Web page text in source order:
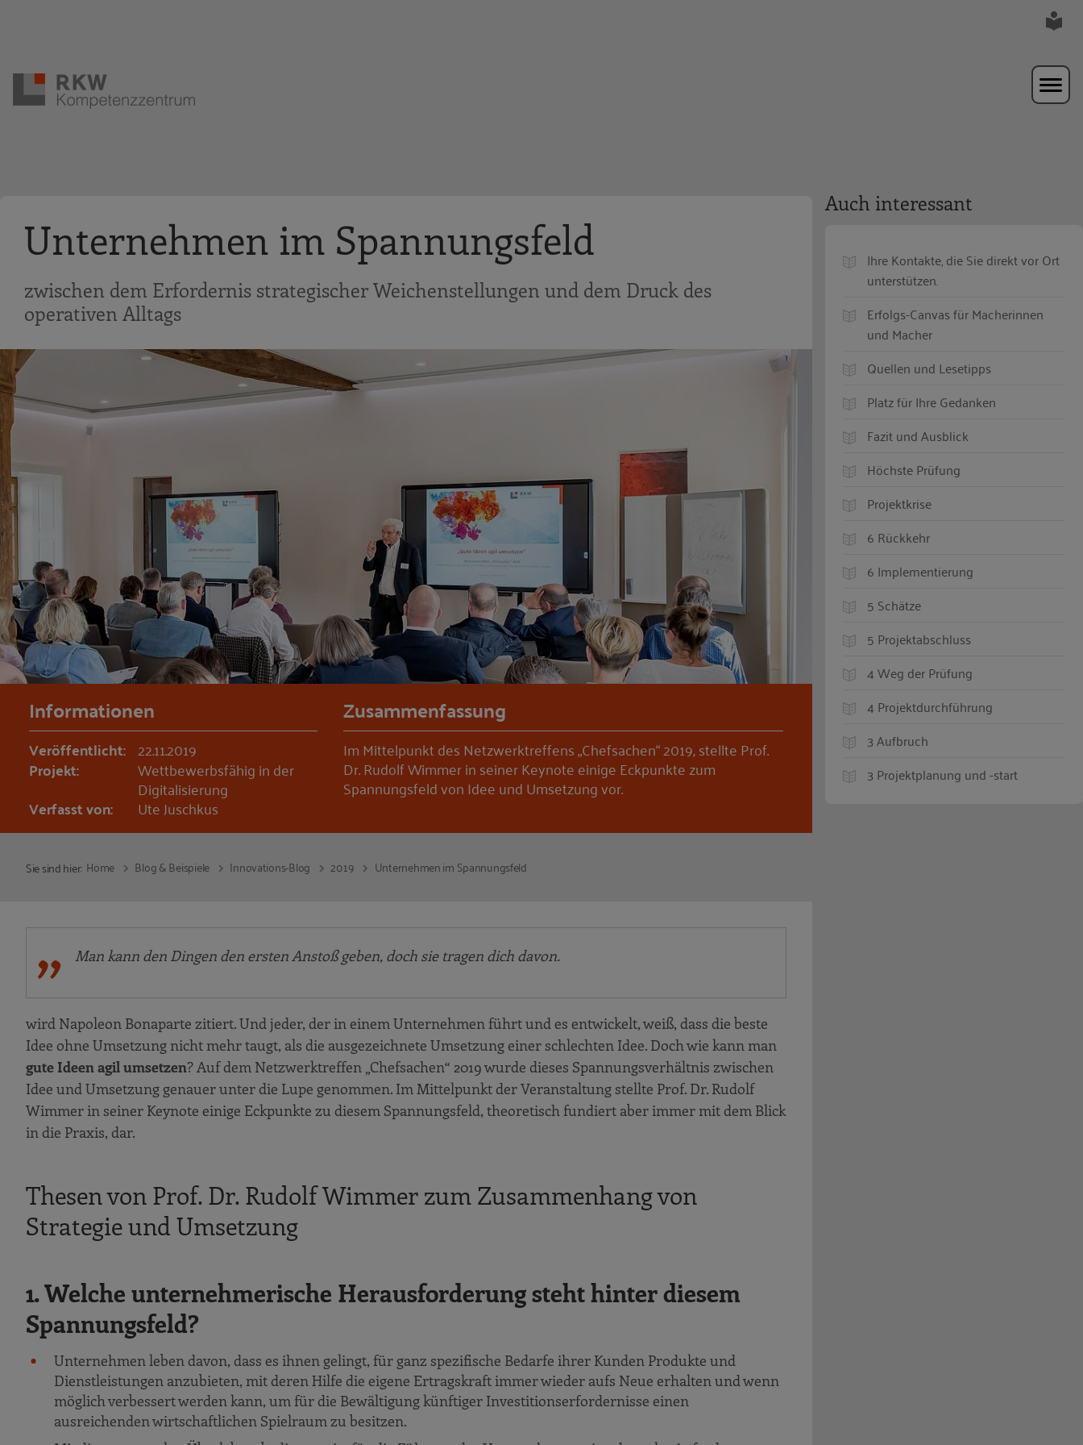
Unternehmen im Spannungsfeld
zwischen dem Erfordernis strategischer Weichenstellungen und dem Druck des
operativen Alltags
Informationen
Veröffentlicht: 22.11.2019
Projekt: Wettbewerbsfähig in der
Digitalisierung
Verfasst von: Ute Juschkus
Zusammenfassung
Im Mittelpunkt des Netzwerktreffens „Chefsachen“ 2019, stellte Prof.
Dr. Rudolf Wimmer in seiner Keynote einige Eckpunkte zum
Spannungsfeld von Idee und Umsetzung vor.
Sie sind hier: Home Blog & Beispiele Innovations-Blog 2019 Unternehmen im Spannungsfeld
Man kann den Dingen den ersten Anstoß geben, doch sie tragen dich davon.
wird Napoleon Bonaparte zitiert. Und jeder, der in einem Unternehmen führt und es entwickelt, weiß, dass die beste
Idee ohne Umsetzung nicht mehr taugt, als die ausgezeichnete Umsetzung einer schlechten Idee. Doch wie kann man
gute Ideen agil umsetzen? Auf dem Netzwerktreffen „Chefsachen“ 2019 wurde dieses Spannungsverhältnis zwischen
Idee und Umsetzung genauer unter die Lupe genommen. Im Mittelpunkt der Veranstaltung stellte Prof. Dr. Rudolf
Wimmer in seiner Keynote einige Eckpunkte zu diesem Spannungsfeld, theoretisch fundiert aber immer mit dem Blick
in die Praxis, dar.
Thesen von Prof. Dr. Rudolf Wimmer zum Zusammenhang von
Strategie und Umsetzung
1. Welche unternehmerische Herausforderung steht hinter diesem
Spannungsfeld?
Unternehmen leben davon, dass es ihnen gelingt, für ganz spezifische Bedarfe ihrer Kunden Produkte und
Dienstleistungen anzubieten, mit deren Hilfe die eigene Ertragskraft immer wieder aufs Neue erhalten und wenn
möglich verbessert werden kann, um für die Bewältigung künftiger Investitionserfordernisse einen
ausreichenden wirtschaftlichen Spielraum zu besitzen.
Auch interessant
Ihre Kontakte, die Sie direkt vor Ort
unterstützen.
Erfolgs-Canvas für Macherinnen
und Macher
Quellen und Lesetipps
Platz für Ihre Gedanken
Fazit und Ausblick
Höchste Prüfung
Projektkrise
6 Rückkehr
6 Implementierung
5 Schätze
5 Projektabschluss
4 Weg der Prüfung
4 Projektdurchführung
3 Aufbruch
3 Projektplanung und -start